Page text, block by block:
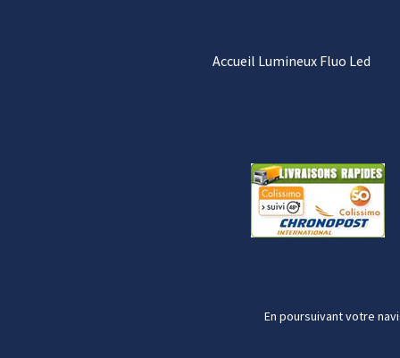
Accueil Lumineux Fluo Led
En poursuivant votre